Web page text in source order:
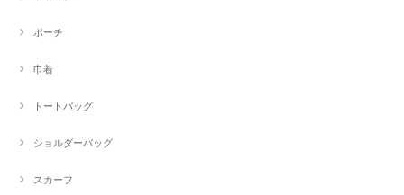
ポーチ
巾着
トートバッグ
ショルダーバッグ
スカーフ